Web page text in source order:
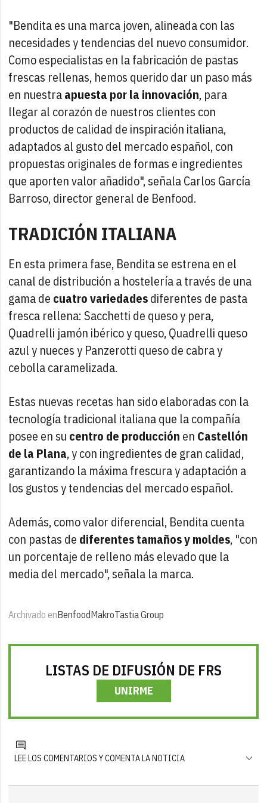
"Bendita es una marca joven, alineada con las
necesidades y tendencias del nuevo consumidor.
Como especialistas en la fabricación de pastas
frescas rellenas, hemos querido dar un paso más
en nuestraapuesta por la innovación, para
llegar al corazón de nuestros clientes con
productos de calidad de inspiración italiana,
adaptados al gusto del mercado español, con
propuestas originales de formas e ingredientes
que aporten valor añadido", señala Carlos García
Barroso, director general de Benfood.
TRADICIÓN ITALIANA
En esta primera fase, Bendita se estrena en el
canal de distribución a hostelería a través de una
gama de cuatro variedadesdiferentes de pasta
fresca rellena: Sacchetti de queso y pera,
Quadrelli jamón ibérico y queso, Quadrelli queso
azul y nueces y Panzerotti queso de cabra y
cebolla caramelizada.
Estas nuevas recetas han sido elaboradas con la
tecnología tradicional italiana que la compañía
posee en su centro de producción en Castellón
de la Plana, y con ingredientes de gran calidad,
garantizando la máxima frescura y adaptación a
los gustos y tendencias del mercado español.
Además, como valor diferencial, Bendita cuenta
con pastas de diferentes tamaños y moldes, "con
un porcentaje de relleno más elevado que la
media del mercado", señala la marca.
Archivado enBenfoodMakroTastia Group
LISTAS DE DIFUSIÓN DE FRS
UNIRME
LEE LOS COMENTARIOS Y COMENTA LA NOTICIA